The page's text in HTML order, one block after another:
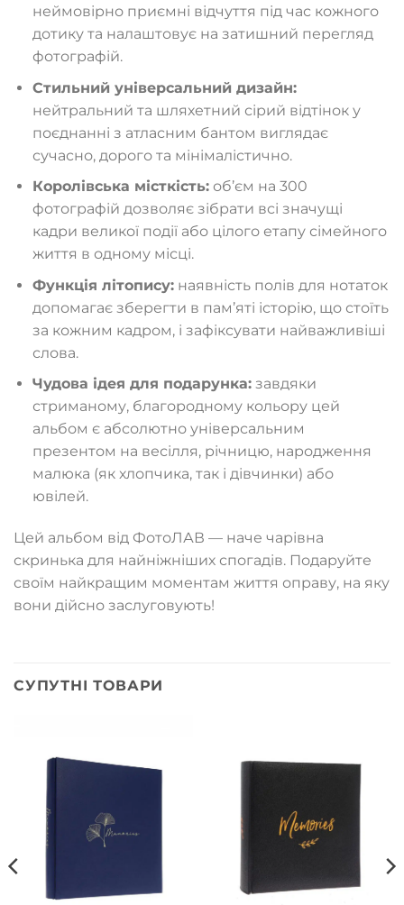
неймовірно приємні відчуття під час кожного
дотику та налаштовує на затишний перегляд
фотографій.
Стильний універсальний дизайн:
нейтральний та шляхетний сірий відтінок у
поєднанні з атласним бантом виглядає
сучасно, дорого та мінімалістично.
Королівська місткість:об’єм на 300
фотографій дозволяє зібрати всі значущі
кадри великої події або цілого етапу сімейного
життя в одному місці.
Функція літопису:наявність полів для нотаток
допомагає зберегти в пам’яті історію, що стоїть
за кожним кадром, і зафіксувати найважливіші
слова.
Чудова ідея для подарунка:завдяки
стриманому, благородному кольору цей
альбом є абсолютно універсальним
презентом на весілля, річницю, народження
малюка (як хлопчика, так і дівчинки) або
ювілей.
Цей альбом від ФотоЛАВ — наче чарівна
скринька для найніжніших спогадів. Подаруйте
своїм найкращим моментам життя оправу, на яку
вони дійсно заслуговують!
СУПУТНІ ТОВАРИ